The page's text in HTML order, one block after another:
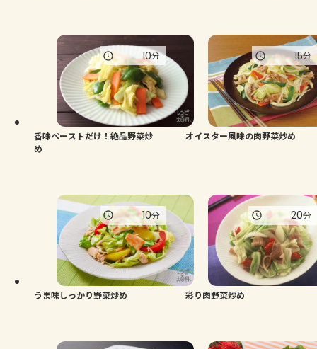
香味ペーストだけ！絶品野菜炒
め
10分
オイスター風味の肉野菜炒め
15分
うま味しっかり野菜炒め
10分
彩り肉野菜炒め
20分